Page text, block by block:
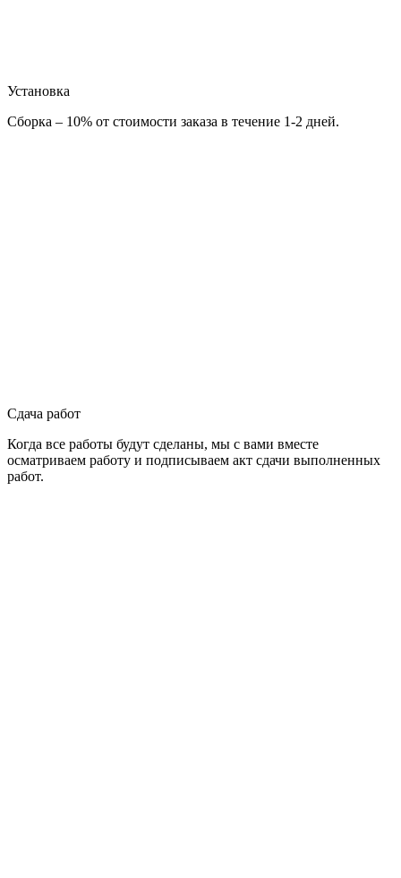
Установка
Сборка – 10% от стоимости заказа в течение 1-2 дней.
Сдача работ
Когда все работы будут сделаны, мы с вами вместе
осматриваем работу и подписываем акт сдачи выполненных
работ.